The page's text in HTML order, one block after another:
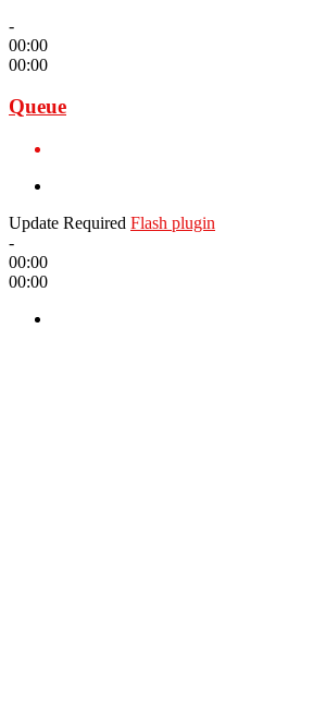
-
00:00
00:00
Queue
Update Required Flash plugin
-
00:00
00:00